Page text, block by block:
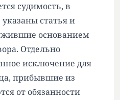
судимость, в
статья и
основанием
Отдельно
исключение для
прибывшие из
от обязанности